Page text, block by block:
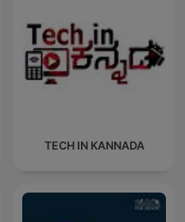
TECH IN KANNADA